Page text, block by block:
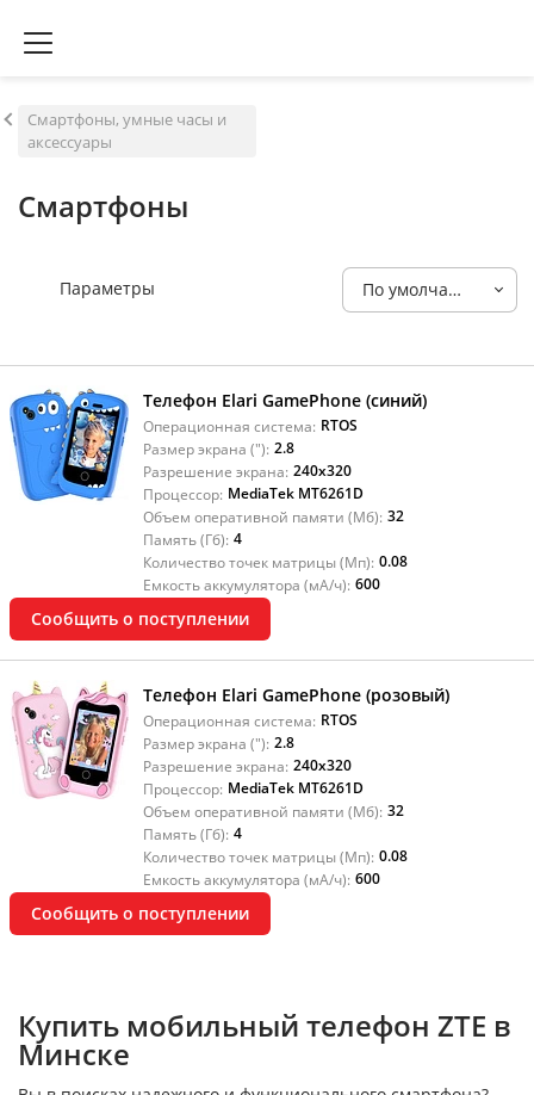
Смартфоны, умные часы и
аксессуары
Смартфоны
Параметры По умолчанию
Телефон Elari GamePhone (синий)
Операционная система: RTOS
Размер экрана ("): 2.8
Разрешение экрана: 240x320
Процессор: MediaTek MT6261D
Объем оперативной памяти (Мб): 32
Память (Гб): 4
Количество точек матрицы (Мп): 0.08
Емкость аккумулятора (мА/ч): 600
Сообщить о поступлении
Телефон Elari GamePhone (розовый)
Операционная система: RTOS
Размер экрана ("): 2.8
Разрешение экрана: 240x320
Процессор: MediaTek MT6261D
Объем оперативной памяти (Мб): 32
Память (Гб): 4
Количество точек матрицы (Мп): 0.08
Емкость аккумулятора (мА/ч): 600
Сообщить о поступлении
Купить мобильный телефон ZTE в
Минске